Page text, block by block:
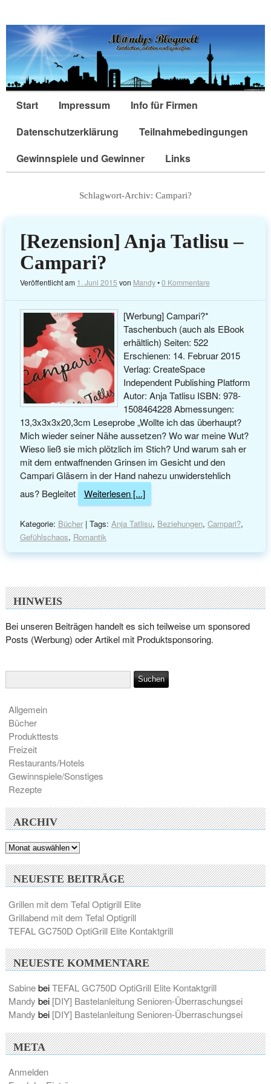
Start Impressum
Info für Firmen
Datenschutzerklärung
Teilnahmebedingungen
Gewinnspiele und Gewinner
Links
Schlagwort-Archiv: Campari?
[Rezension] Anja Tatlisu –
Campari?
Veröffentlicht am 1. Juni 2015 von Mandy•0 Kommentare
[Werbung] Campari?*
Taschenbuch (auch als EBook
erhältlich) Seiten: 522
Erschienen: 14. Februar 2015
Verlag: CreateSpace
Independent Publishing Platform
Autor: Anja Tatlisu ISBN: 978-
1508464228 Abmessungen:
13,3x3x3x20,3cm Leseprobe „Wollte ich das überhaupt?
Mich wieder seiner Nähe aussetzen? Wo war meine Wut?
Wieso ließ sie mich plötzlich im Stich? Und warum sah er
mit dem entwaffnenden Grinsen im Gesicht und den
Campari Gläsern in der Hand nahezu unwiderstehlich
aus? Begleitet
Weiterlesen [...]
Kategorie: Bücher| Tags: Anja Tatlisu, Beziehungen, Campari?,
Gefühlschaos, Romantik
HINWEIS
Bei unseren Beiträgen handelt es sich teilweise um sponsored
Posts (Werbung) oder Artikel mit Produktsponsoring.
Allgemein
Bücher
Produkttests
Freizeit
Restaurants/Hotels
Gewinnspiele/Sonstiges
Rezepte
ARCHIV
Archiv
NEUESTE BEITRÄGE
Grillen mit dem Tefal Optigrill Elite
Grillabend mit dem Tefal Optigrill
TEFAL GC750D OptiGrill Elite Kontaktgrill
NEUESTE KOMMENTARE
SabinebeiTEFAL GC750D OptiGrill Elite Kontaktgrill
Mandy bei [DIY] Bastelanleitung Senioren-Überraschungsei
Mandy bei [DIY] Bastelanleitung Senioren-Überraschungsei
META
Anmelden